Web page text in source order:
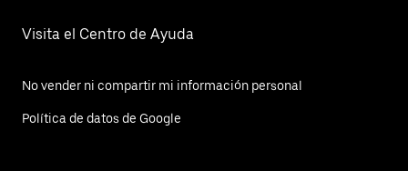
Visita el Centro de Ayuda
No vender ni compartir mi información personal
Política de datos de Google